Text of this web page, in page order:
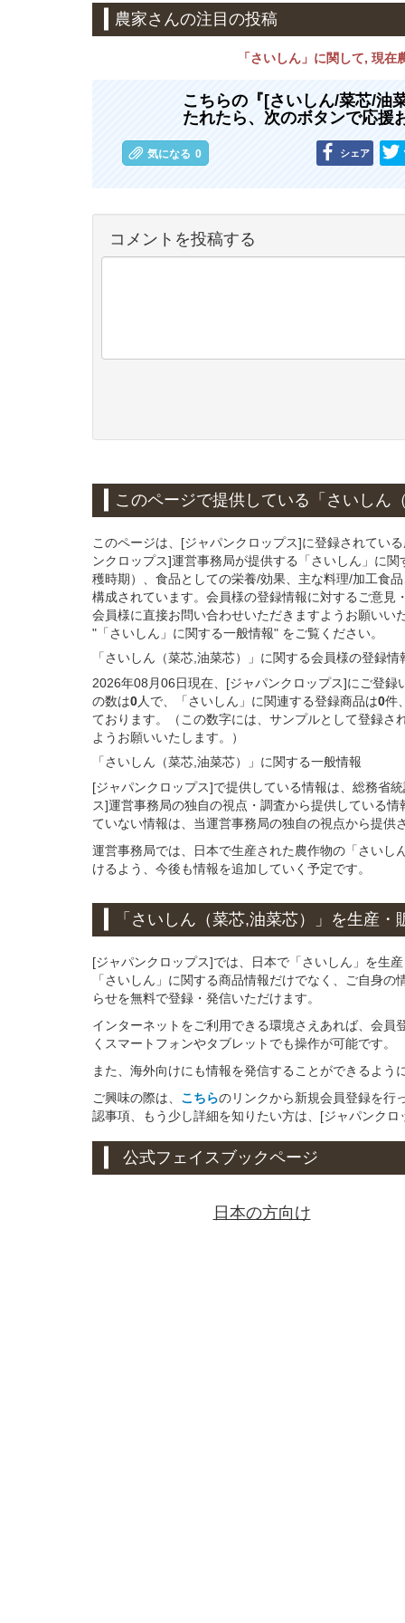
農家さんの注目の投稿
「さいしん」に関して, 現在
こちらの『[さいしん/菜芯/油
たれたら、次のボタンで応援
気になる 0 シェア
コメントを投稿する
このページで提供している 「さいしん
このページは、[ジャパンクロップス]に登録されてい
ンクロップス]運営事務局が提供する「さいしん」に
穫時期）、食品としての栄養/効果、主な料理/加工食
構成されています。会員様の登録情報に対するご意見
会員様に直接お問い合わせいただきますようお願い
"「さいしん」に関する一般情報" をご覧ください。
「さいしん（菜芯,油菜芯）」 に関する会員様の登録情
2026年08月06日現在、[ジャパンクロップス]にご登
の数は0人で、「さいしん」に関連する登録商品は0件
ております。（この数字には、サンプルとして登録
ようお願いいたします。）
「さいしん（菜芯,油菜芯）」 に関する一般情報
[ジャパンクロップス]で提供している情報は、総務省
ス]運営事務局の独自の視点・調査から提供している
ていない情報は、当運営事務局の独自の視点から提供
運営事務局では、日本で生産された農作物の「さい
けるよう、今後も情報を追加していく予定です。
「さいしん（菜芯,油菜芯）」 を生産・
[ジャパンクロップス]では、日本で「さいしん」を生
「さいしん」に関する商品情報だけでなく、ご自身
らせを無料で登録・発信いただけます。
インターネットをご利用できる環境さえあれば、会
くスマートフォンやタブレットでも操作が可能です。
また、海外向けにも情報を発信することができるよう
ご興味の際は、 こちらのリンクから新規会員登録を行
認事項、もう少し詳細を知りたい方は、[ジャパンクロ
公式フェイスブックページ
日本の方向け